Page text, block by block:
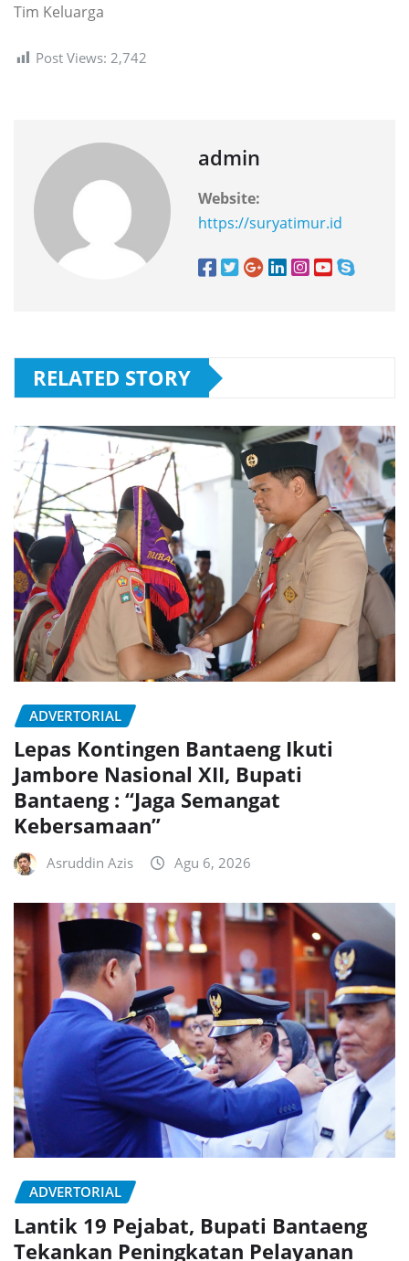
Tim Keluarga
Post Views: 2,742
admin
Website:
https://suryatimur.id
RELATED STORY
ADVERTORIAL
Lepas Kontingen Bantaeng Ikuti
Jambore Nasional XII, Bupati
Bantaeng : “Jaga Semangat
Kebersamaan”
Asruddin Azis Agu 6, 2026
ADVERTORIAL
Lantik 19 Pejabat, Bupati Bantaeng
Tekankan Peningkatan Pelayanan